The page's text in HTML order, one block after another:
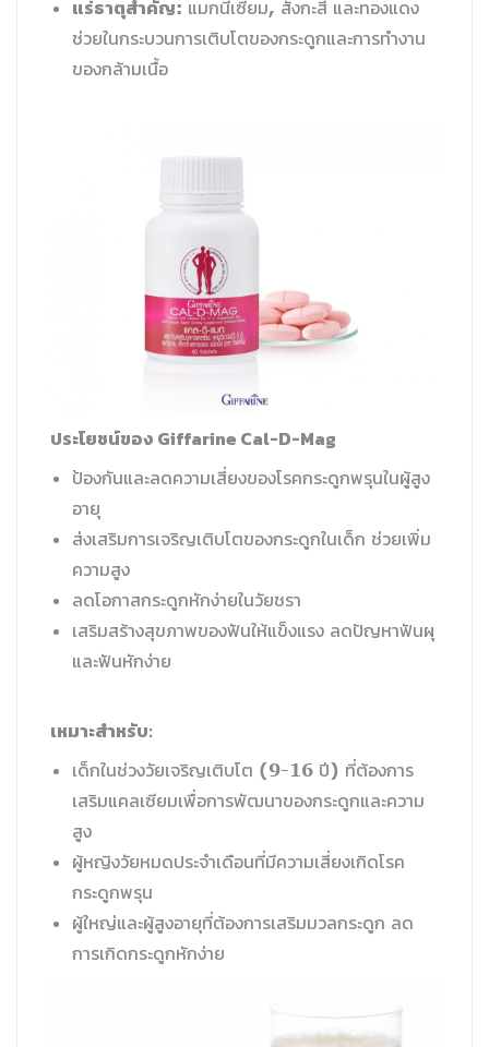
แร่ธาตุสำคัญ: แมกนีเซียม, สังกะสี และทองแดง
ช่วยในกระบวนการเติบโตของกระดูกและการทำงาน
ของกล้ามเนื้อ
ประโยชน์ของ Giffarine Cal-D-Mag
ป้องกันและลดความเสี่ยงของโรคกระดูกพรุนในผู้สูง
อายุ
ส่งเสริมการเจริญเติบโตของกระดูกในเด็ก ช่วยเพิ่ม
ความสูง
ลดโอกาสกระดูกหักง่ายในวัยชรา
เสริมสร้างสุขภาพของฟันให้แข็งแรง ลดปัญหาฟันผุ
และฟันหักง่าย
เหมาะสำหรับ:
เด็กในช่วงวัยเจริญเติบโต (9-16 ปี) ที่ต้องการ
เสริมแคลเซียมเพื่อการพัฒนาของกระดูกและความ
สูง
ผู้หญิงวัยหมดประจำเดือนที่มีความเสี่ยงเกิดโรค
กระดูกพรุน
ผู้ใหญ่และผู้สูงอายุที่ต้องการเสริมมวลกระดูก ลด
การเกิดกระดูกหักง่าย